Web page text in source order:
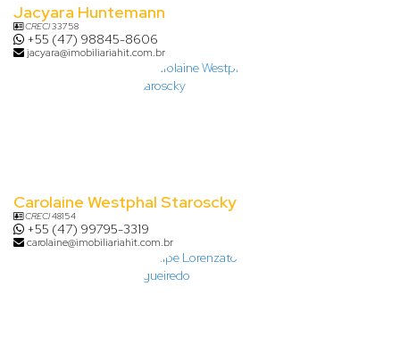
Jacyara Huntemann
CRECI33758
+55 (47) 98845-8606
jacyara@imobiliariahit.com.br
Carolaine Westphal Staroscky
CRECI48154
+55 (47) 99795-3319
carolaine@imobiliariahit.com.br